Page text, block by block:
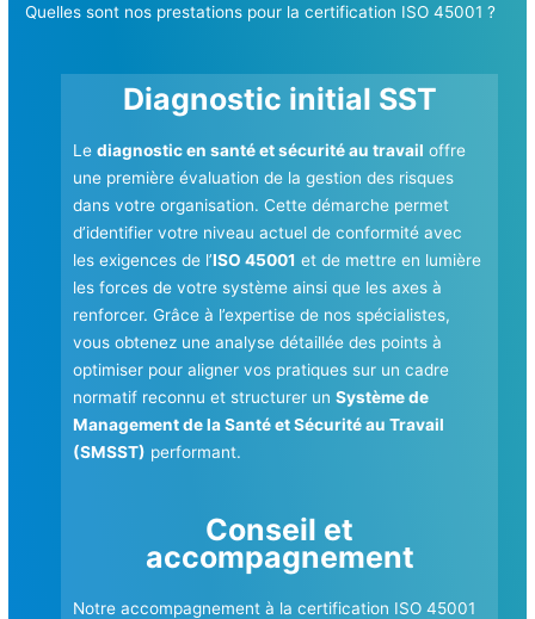
Quelles sont nos prestations pour la certification ISO 45001 ?
Diagnostic initial SST
Lediagnostic en santé et sécurité au travail offre
une première évaluation de la gestion des risques
dans votre organisation. Cette démarche permet
d’identifier votre niveau actuel de conformité avec
les exigences de l’ISO 45001 et de mettre en lumière
les forces de votre système ainsi que les axes à
renforcer. Grâce à l’expertise de nos spécialistes,
vous obtenez une analyse détaillée des points à
optimiser pour aligner vos pratiques sur un cadre
normatif reconnu et structurer unSystème de
Management de la Santé et Sécurité au Travail
(SMSST) performant.
Conseil et
accompagnement
Notre accompagnement à la certification ISO 45001